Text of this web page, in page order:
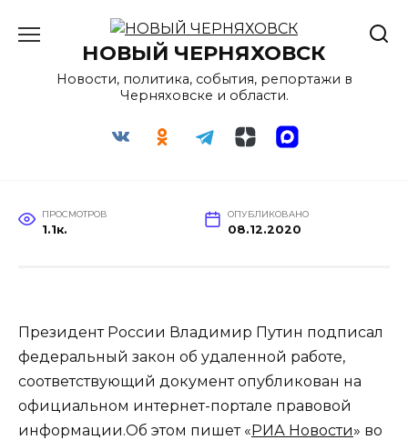
содержаниюНОВЫЙ ЧЕРНЯХОВСК
Новости, политика, события, репортажи в
Черняховске и области.
ПРОСМОТРОВ
1.1к.
ОПУБЛИКОВАНО
08.12.2020
Президент России Владимир Путин подписал
федеральный закон об удаленной работе,
соответствующий документ опубликован на
официальном интернет-портале правовой
информации.Об этом пишет «РИА Новости» во